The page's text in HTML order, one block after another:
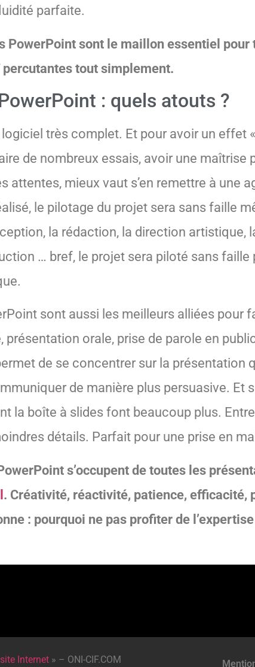
parfaite.
PowerPoint sont le maillon essentiel
tout simplement.
: quels atouts ?
très complet. Et pour avoir un effet
de nombreux essais, avoir une
attentes, mieux vaut s’en remettre à une
le pilotage du projet sera sans faille
la rédaction, la direction artistique,
… bref, le projet sera piloté sans
sont aussi les meilleurs alliées pour
présentation orale, prise de parole en
de se concentrer sur la présentation
de manière plus persuasive.
la boîte à slides font beaucoup plus.
détails. Parfait pour une prise en
s’occupent de toutes les
. Créativité, réactivité, patience, efficacité,
: pourquoi ne pas profiter de
Internet » – ONI-CIF.COM